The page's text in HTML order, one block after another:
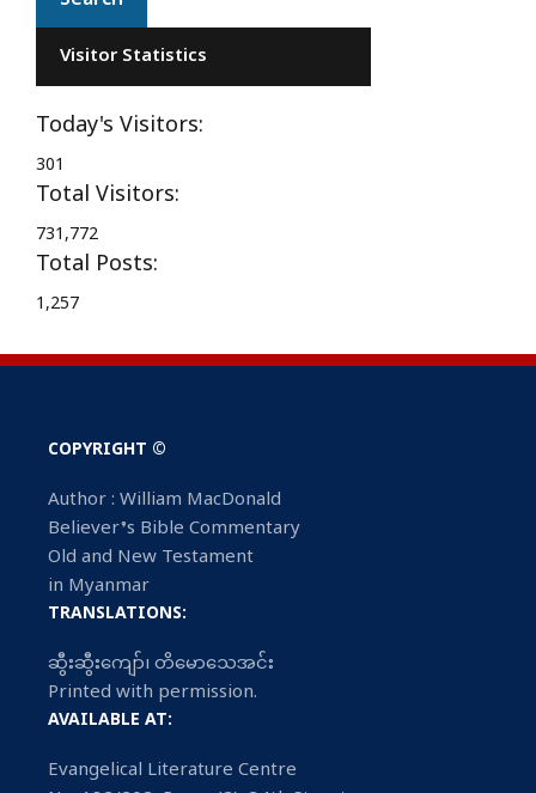
Visitor Statistics
Today's Visitors:
301
Total Visitors:
731,772
Total Posts:
1,257
COPYRIGHT ©
Author : William MacDonald
Believer’s Bible Commentary
Old and New Testament
in Myanmar
TRANSLATIONS:
ဆွီးဆွီးကျော်၊ တိမောသေအင်း
Printed with permission.
AVAILABLE AT:
Evangelical Literature Centre